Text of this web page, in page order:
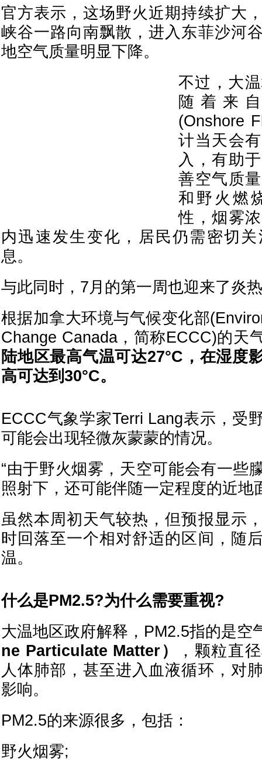
官方表示，这场野火近期持续扩大
峡谷一路向南飘散，进入东菲沙河
地空气质量明显下降。
不过，大
随着来
(Onshore
计当天会
入，有助
善空气质
和野火燃
性，烟雾
内迅速发生变化，居民仍需密切
息。
与此同时，7月的第一周也迎来了炎
根据加拿大环境与气候变化部
Change Canada，简称ECCC)的天
陆地区最高气温可达27°C，在湿度
高可达到30°C。
ECCC气象学家Terri Lang表示，受
可能会出现轻微灰蒙蒙的情况。
“由于野火烟雾，天空可能会有一些
照射下，还可能伴随一定程度的近地
虽然本周初天气较热，但预报显示
时回落至一个相对舒适的区间，随
温。
什么是PM2.5?为什么需要重视?
大温地区政府解释，PM2.5指的是空
ne Particulate Matter）
，颗粒直
人体肺部，甚至进入血液循环，对
影响。
PM2.5的来源很多，包括：
野火烟雾;